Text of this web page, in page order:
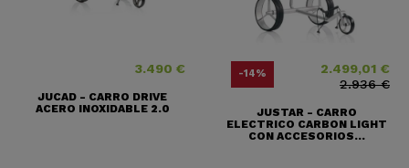
Precio
3.490 €
JUCAD - CARRO DRIVE
ACERO INOXIDABLE 2.0
-14% Precio2.499,01 €
Precio base
2.936 €
JUSTAR - CARRO
ELECTRICO CARBON LIGHT
CON ACCESORIOS...